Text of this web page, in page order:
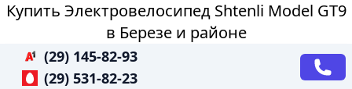
Купить Электровелосипед Shtenli Model GT9
в Березе и районе
(29) 145-82-93
(29) 531-82-23